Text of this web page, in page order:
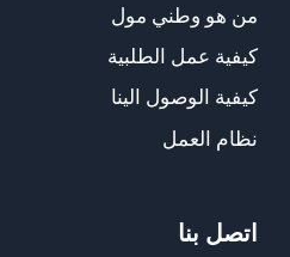
من هو وطني مول
كيفية عمل الطلبية
كيفية الوصول الينا
نظام العمل
اتصل بنا